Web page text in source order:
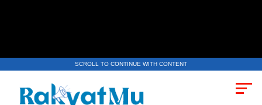
SCROLL TO CONTINUE WITH CONTENT